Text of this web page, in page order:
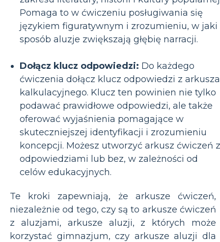
Pomaga to w ćwiczeniu posługiwania się
językiem figuratywnym i zrozumieniu, w jaki
sposób aluzje zwiększają głębię narracji.
Dołącz klucz odpowiedzi: Do każdego
ćwiczenia dołącz klucz odpowiedzi z arkusza
kalkulacyjnego. Klucz ten powinien nie tylko
podawać prawidłowe odpowiedzi, ale także
oferować wyjaśnienia pomagające w
skuteczniejszej identyfikacji i zrozumieniu
koncepcji. Możesz utworzyć arkusz ćwiczeń z
odpowiedziami lub bez, w zależności od
celów edukacyjnych.
Te kroki zapewniają, że arkusze ćwiczeń,
niezależnie od tego, czy są to arkusze ćwiczeń
z aluzjami, arkusze aluzji, z których może
korzystać gimnazjum, czy arkusze aluzji dla